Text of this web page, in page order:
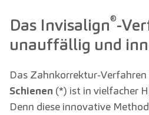
Das Invisalign®-
unauffällig und
Das Zahnkorrektur-
Schienen (*) ist in vielfacher
Denn diese innovative